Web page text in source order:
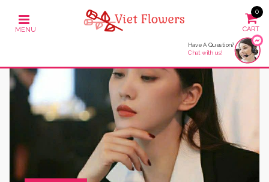
0
Have A Question?
Chat with us!